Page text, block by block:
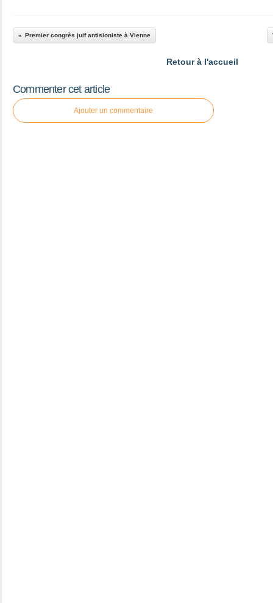
Premier congrès juif antisioniste à Vienne
Retour à l'accueil
Commenter cet article
Ajouter un commentaire